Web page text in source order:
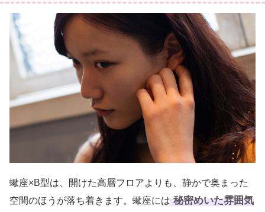
蠍座×B型は、開けた高層フロアよりも、静かで奥まった
空間のほうが落ち着きます。蠍座には 秘密めいた雰囲気